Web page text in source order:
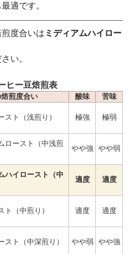
適です。
煎度合いは ミディアムハイロー
い。
ヒー豆焙煎表
煎度合い 酸味 苦味
スト（浅煎り） 極強 極弱
ロースト（中浅煎
やや強 やや弱
ハイロースト（中
適度 適度
ト（中煎り） 適度 適度
スト（中深煎り） やや弱 やや強